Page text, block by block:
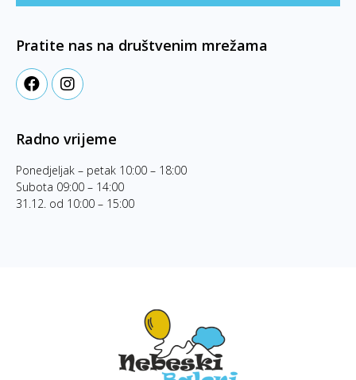
Pratite nas na društvenim mrežama
Radno vrijeme
Ponedjeljak – petak 10:00 – 18:00
Subota 09:00 – 14:00
31.12. od 10:00 – 15:00